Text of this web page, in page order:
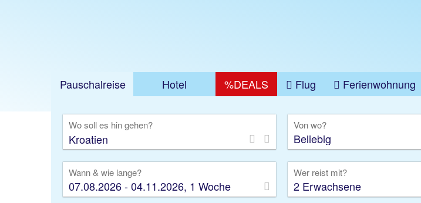
Pauschalreise Hotel %DEALS Flug Ferienwohnung
Wo soll es hin gehen? Von wo?
Beliebig
Wann & wie lange?
07.08.2026 - 04.11.2026, 1 Woche
Wer reist mit?
2 Erwachsene